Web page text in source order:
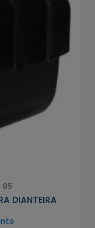
85
DIANTEIRA